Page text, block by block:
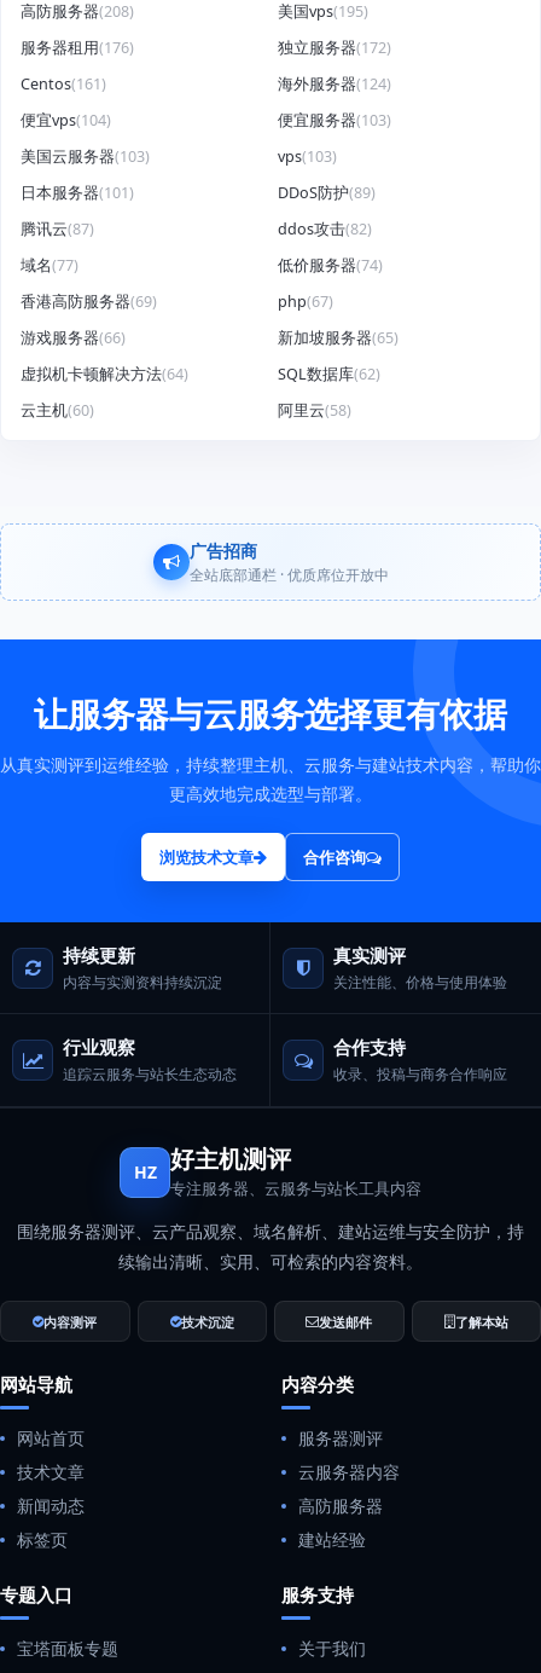
高防服务器(208) 美国vps(195)
服务器租用(176) 独立服务器(172)
Centos(161) 海外服务器(124)
便宜vps(104) 便宜服务器(103)
美国云服务器(103) vps(103)
日本服务器(101) DDoS防护(89)
腾讯云(87) ddos攻击(82)
域名(77) 低价服务器(74)
香港高防服务器(69) php(67)
游戏服务器(66) 新加坡服务器(65)
虚拟机卡顿解决方法(64) SQL数据库(62)
云主机(60) 阿里云(58)
广告招商
全站底部通栏 · 优质席位开放中
让服务器与云服务选择更有依据
从真实测评到运维经验，持续整理主机、云服务与建站技术内容，帮助你
更高效地完成选型与部署。
浏览技术文章 合作咨询
持续更新
内容与实测资料持续沉淀
真实测评
关注性能、价格与使用体验
行业观察
追踪云服务与站长生态动态
合作支持
收录、投稿与商务合作响应
HZ 好主机测评
专注服务器、云服务与站长工具内容
围绕服务器测评、云产品观察、域名解析、建站运维与安全防护，持
续输出清晰、实用、可检索的内容资料。
内容测评 技术沉淀 发送邮件 了解本站
网站导航
网站首页
技术文章
新闻动态
标签页
内容分类
服务器测评
云服务器内容
高防服务器
建站经验
专题入口
宝塔面板专题
服务支持
关于我们